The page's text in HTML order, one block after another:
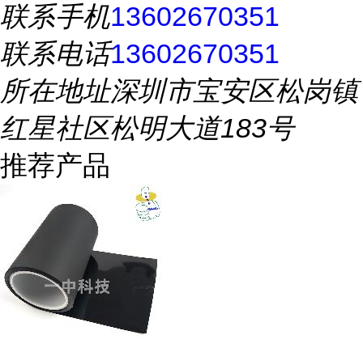
联系手机13602670351
联系电话13602670351
所在地址深圳市宝安区松岗镇
红星社区松明大道183号
推荐产品